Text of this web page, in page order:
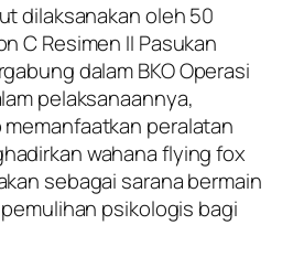
dilaksanakan oleh 50
C Resimen II Pasukan
dalam BKO Operasi
pelaksanaannya,
peralatan
wahana flying fox
sebagai sarana bermain
psikologis bagi